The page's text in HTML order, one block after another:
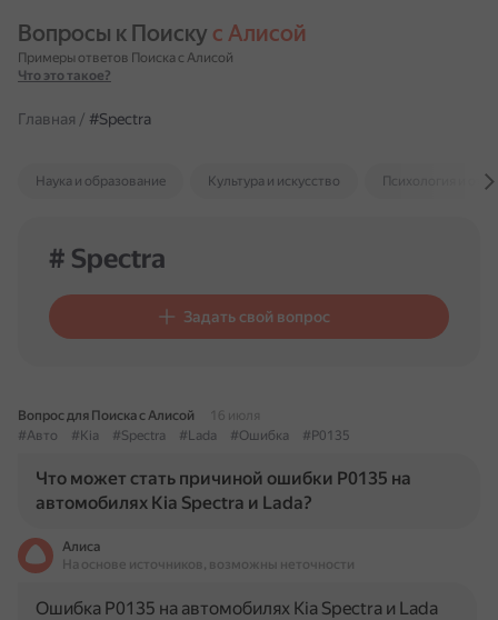
Вопросы к Поиску с Алисой
Примеры ответов Поиска с Алисой
Что это такое?
Главная / #Spectra
Наука и образование Культура и искусство Психология и
# Spectra
Задать свой вопрос
Вопрос для Поиска с Алисой
16 июля
#Авто
#Kia #Spectra #Lada #Ошибка #P0135
Что может стать причиной ошибки P0135 на
автомобилях Kia Spectra и Lada?
Алиса
На основе источников, возможны неточности
Ошибка P0135 на автомобилях Kia Spectra и Lada